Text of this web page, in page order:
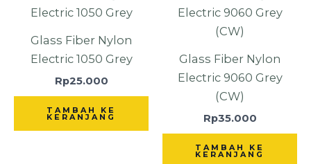
Glass Fiber Nylon
Electric 1050 Grey
Rp25.000
TAMBAH KE
KERANJANG
Glass Fiber Nylon
Electric 9060 Grey
(CW)
Rp35.000
TAMBAH KE
KERANJANG